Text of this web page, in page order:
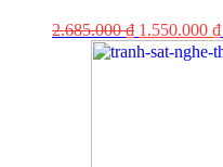
2.685.000₫ 1.550.000 ₫